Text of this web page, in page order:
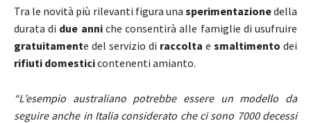
Tra le novità più rilevanti figura una sperimentazionedella
durata di due anniche consentirà alle famiglie di usufruire
gratuitamente del servizio di raccolta e smaltimento dei
rifiuti domesticicontenenti amianto.
“L’esempio australiano potrebbe essere un modello da
seguire anche in Italia considerato che ci sono 7000 decessi